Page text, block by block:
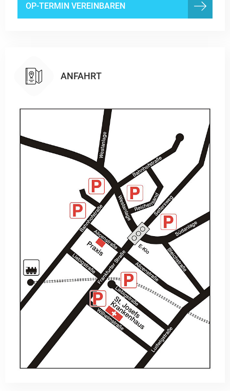
OP-TERMIN VEREINBAREN
ANFAHRT